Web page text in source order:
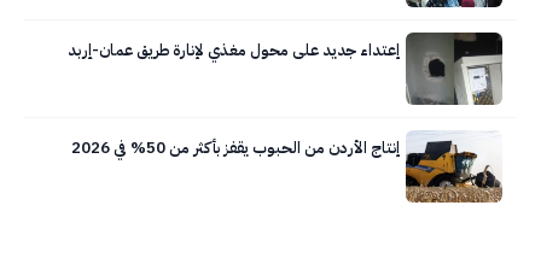
إعتداء جديد على محول مغذي لإنارة طريق عمان-إربد
إنتاج الأردن من الحبوب يقفز بأكثر من 50% في 2026